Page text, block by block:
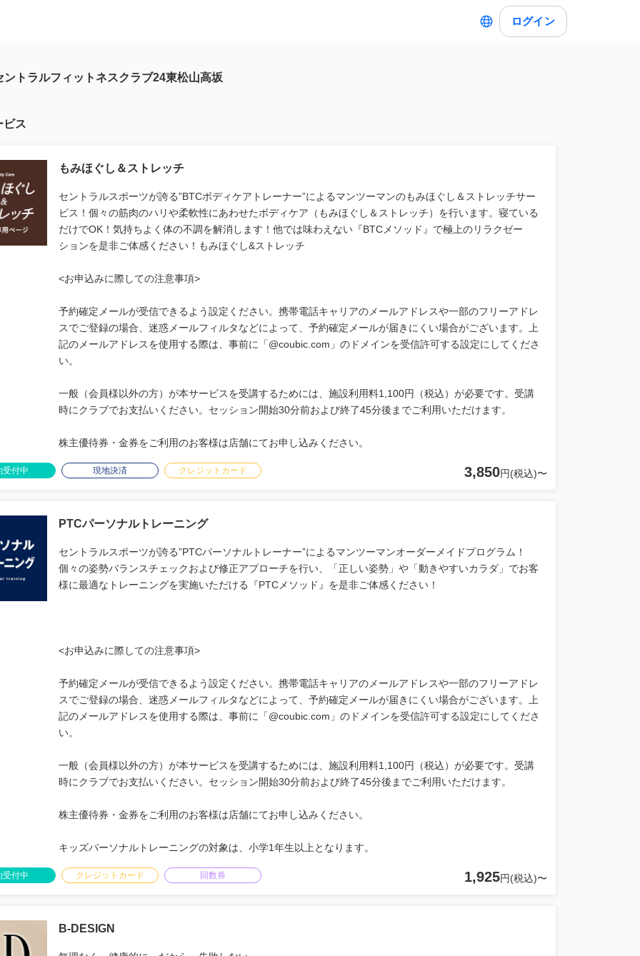
ログイン
ントラルフィットネスクラブ24東松山高坂
ビス
もみほぐし＆ストレッチ
セントラルスポーツが誇る”BTCボディケアトレーナー”によるマンツーマンのもみほぐし＆ストレッチサー
ビス！個々の筋肉のハリや柔軟性にあわせたボディケア（もみほぐし＆ストレッチ）を行います。寝ている
だけでOK！気持ちよく体の不調を解消します！他では味わえない『BTCメソッド』で極上のリラクゼー
ションを是非ご体感ください！もみほぐし&ストレッチ
<お申込みに際しての注意事項>
予約確定メールが受信できるよう設定ください。携帯電話キャリアのメールアドレスや一部のフリーアドレ
スでご登録の場合、迷惑メールフィルタなどによって、予約確定メールが届きにくい場合がございます。上
記のメールアドレスを使用する際は、事前に「@coubic.com」のドメインを受信許可する設定にしてくださ
い。
一般（会員様以外の方）が本サービスを受講するためには、施設利用料1,100円（税込）が必要です。受講
時にクラブでお支払いください。セッション開始30分前および終了45分後までご利用いただけます。
株主優待券・金券をご利用のお客様は店舗にてお申し込みください。
受付中 現地決済 クレジットカード 3,850円(税込)〜
PTCパーソナルトレーニング
セントラルスポーツが誇る”PTCパーソナルトレーナー”によるマンツーマンオーダーメイドプログラム！
個々の姿勢バランスチェックおよび修正アプローチを行い、「正しい姿勢」や「動きやすいカラダ」でお客
様に最適なトレーニングを実施いただける『PTCメソッド』を是非ご体感ください！
<お申込みに際しての注意事項>
予約確定メールが受信できるよう設定ください。携帯電話キャリアのメールアドレスや一部のフリーアドレ
スでご登録の場合、迷惑メールフィルタなどによって、予約確定メールが届きにくい場合がございます。上
記のメールアドレスを使用する際は、事前に「@coubic.com」のドメインを受信許可する設定にしてくださ
い。
一般（会員様以外の方）が本サービスを受講するためには、施設利用料1,100円（税込）が必要です。受講
時にクラブでお支払いください。セッション開始30分前および終了45分後までご利用いただけます。
株主優待券・金券をご利用のお客様は店舗にてお申し込みください。
キッズパーソナルトレーニングの対象は、小学1年生以上となります。
受付中 クレジットカード 回数券 1,925円(税込)〜
B-DESIGN